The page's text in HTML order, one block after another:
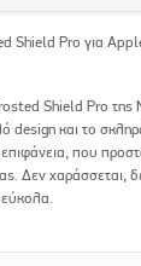
Shield Pro για
Shield Pro της
design και το
που
Δεν χαράσσεται,
εύκολα.